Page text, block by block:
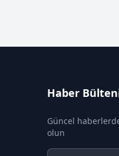
Haber
Güncel
olun